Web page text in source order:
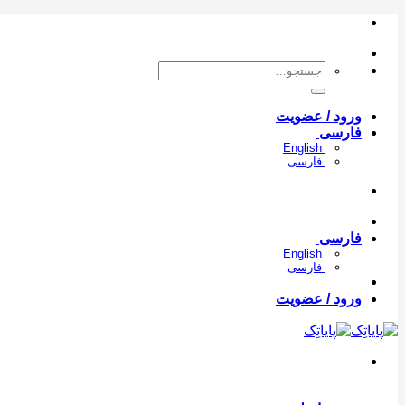
Skip
content
جستجو
برای:
ورود / عضویت
فارسی
فارسی
فارسی
فارسی
ورود / عضویت